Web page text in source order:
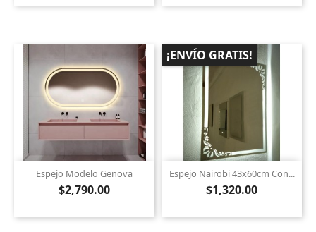
Espejo Modelo Genova
$2,790.00
Espejo Nairobi 43x60cm Con...
$1,320.00
¡ENVÍO GRATIS!